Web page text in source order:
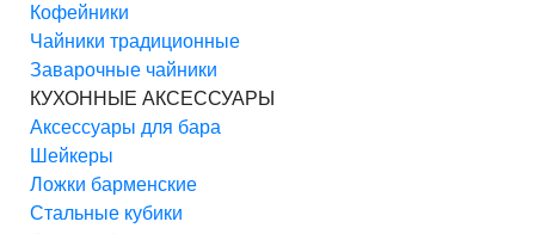
Кофейники
Чайники традиционные
Заварочные чайники
КУХОННЫЕ АКСЕССУАРЫ
Аксессуары для бара
Шейкеры
Ложки барменские
Стальные кубики